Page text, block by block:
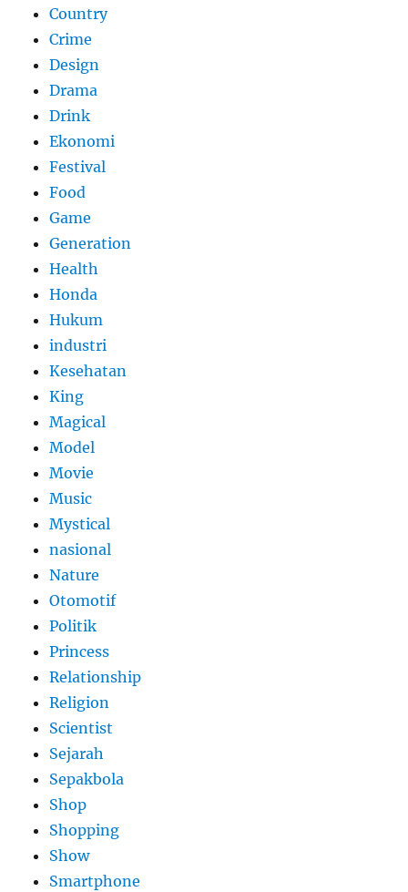
Country
Crime
Design
Drama
Drink
Ekonomi
Festival
Food
Game
Generation
Health
Honda
Hukum
industri
Kesehatan
King
Magical
Model
Movie
Music
Mystical
nasional
Nature
Otomotif
Politik
Princess
Relationship
Religion
Scientist
Sejarah
Sepakbola
Shop
Shopping
Show
Smartphone